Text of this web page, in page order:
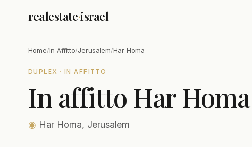
realestate·israel
Home/In Affitto/Jerusalem/Har Homa
DUPLEX · IN AFFITTO
In affitto Har Homa
◉ Har Homa, Jerusalem